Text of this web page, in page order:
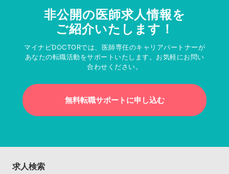
非公開の医師求人情報を
ご紹介いたします！
マイナビDOCTORでは、医師専任のキャリアパートナーが
あなたの転職活動をサポートいたします。お気軽にお問い
合わせください。
無料転職サポートに申し込む
求人検索